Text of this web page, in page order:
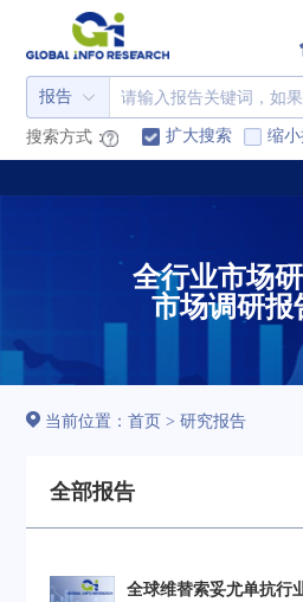
报告
搜索方式： 扩大搜索 缩
全行业市场
市场调研报
当前位置：首页> 研究报告
全部报告
全球维替索妥尤单抗行